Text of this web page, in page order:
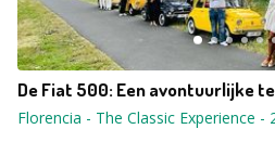
De Fiat 500: Een avontuurlijke
Florencia - The Classic Experience -